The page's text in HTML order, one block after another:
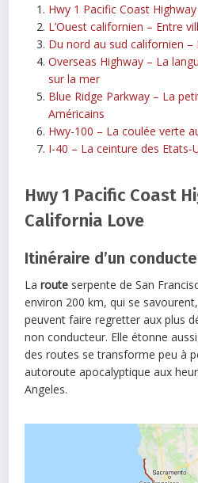
Hwy 1 Pacific Coast
L’Ouest californien – Entre
Du nord au sud californien –
Overseas Highway – La
sur la mer
Blue Ridge Parkway – La
Américains
Hwy-100 – La coulée verte
I-40 – La ceinture des Etats-
Hwy 1 Pacific Coast
California Love
Itinéraire d’un
Laroute serpente de San
environ 200 km, qui se
peuvent faire regretter aux plus
non conducteur. Elle étonne
des routes se transforme peu à
autoroute apocalyptique aux
Angeles.